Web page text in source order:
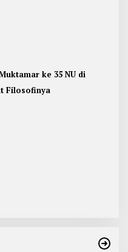
ke 35 NU di
Filosofinya